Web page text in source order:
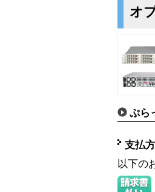
オ
ぷら
支払
以下の